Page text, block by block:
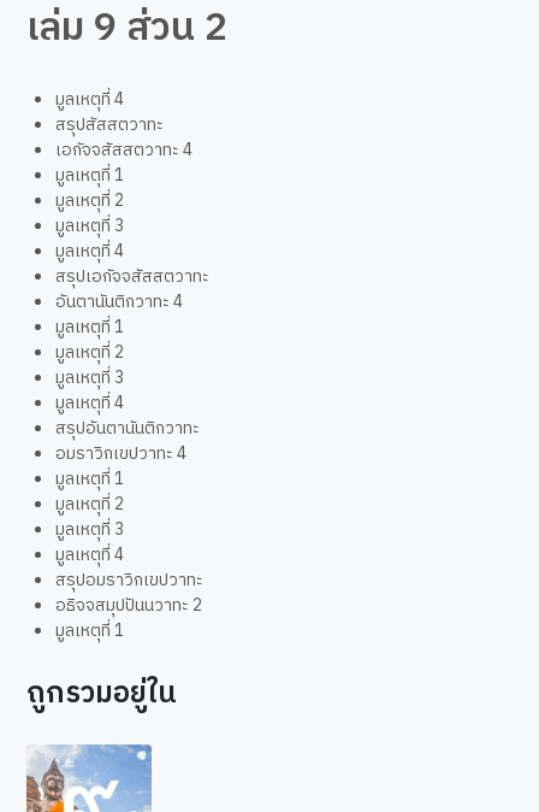
เล่ม 9 ส่วน 2
มูลเหตุที่ 4
สรุปสัสสตวาทะ
เอกัจจสัสสตวาทะ 4
มูลเหตุที่ 1
มูลเหตุที่ 2
มูลเหตุที่ 3
มูลเหตุที่ 4
สรุปเอกัจจสัสสตวาทะ
อันตานันติกวาทะ 4
มูลเหตุที่ 1
มูลเหตุที่ 2
มูลเหตุที่ 3
มูลเหตุที่ 4
สรุปอันตานันติกวาทะ
อมราวิกเขปวาทะ 4
มูลเหตุที่ 1
มูลเหตุที่ 2
มูลเหตุที่ 3
มูลเหตุที่ 4
สรุปอมราวิกเขปวาทะ
อธิจจสมุปปันนวาทะ 2
มูลเหตุที่ 1
ถูกรวมอยู่ใน